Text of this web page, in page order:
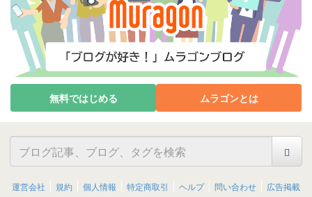
無料ではじめる ムラゴンとは
運営会社 規約 個人情報 特定商取引 ヘルプ 問い合わせ 広告掲載